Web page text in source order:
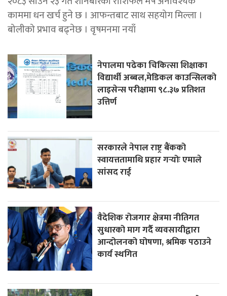
काममा धन खर्च हुने छ । आफन्तबाट साथ सहयोग मिल्ला ।
बोलीको प्रभाव बढ्नेछ । वृषमनमा नयाँ
नेपालमा पढेका चिकित्सा शिक्षाका
विद्यार्थी अब्बल,मेडिकल काउन्सिलको
लाइसेन्स परीक्षामा ९८.३७ प्रतिशत
उत्तिर्ण
सरकारले नेपाल राष्ट्र बैंकको
स्वायत्ततामाथि प्रहार गर्‍योः एमाले
सांसद राई
वैदेशिक रोजगार क्षेत्रमा नीतिगत
सुधारको माग गर्दै व्यवसायीद्वारा
आन्दोलनको घोषणा, श्रमिक पठाउने
कार्य स्थगित